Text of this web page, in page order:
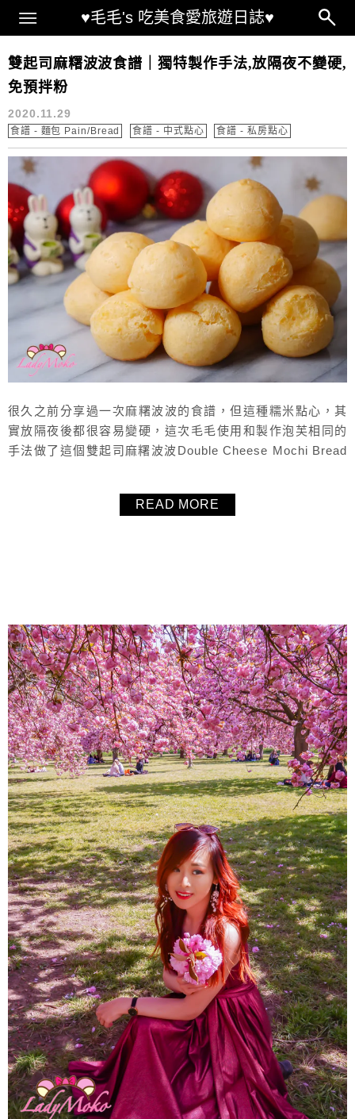
♥毛毛's 吃美食愛旅遊日誌♥
Main Menu
Parmesan Cheese recipe
雙起司麻糬波波食譜｜獨特製作手法,放隔夜不變硬,
免預拌粉
2020.11.29
食譜 - 麵包 Pain/Bread 食譜 - 中式點心 食譜 - 私房點心
很久之前分享過一次麻糬波波的食譜，但這種糯米點心，其
實放隔夜後都很容易變硬，這次毛毛使用和製作泡芙相同的
手法做了這個雙起司麻糬波波Double Cheese Mochi Bread
熱熱的煙冒出來，香氣逼人，口感濕潤又Q彈，實在是太好
READ MORE
About